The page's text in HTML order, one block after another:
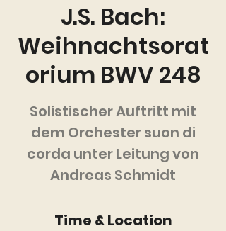
J.S. Bach:
Weihnachtsorat
orium BWV 248
Solistischer Auftritt mit
dem Orchester suon di
corda unter Leitung von
Andreas Schmidt
Time & Location